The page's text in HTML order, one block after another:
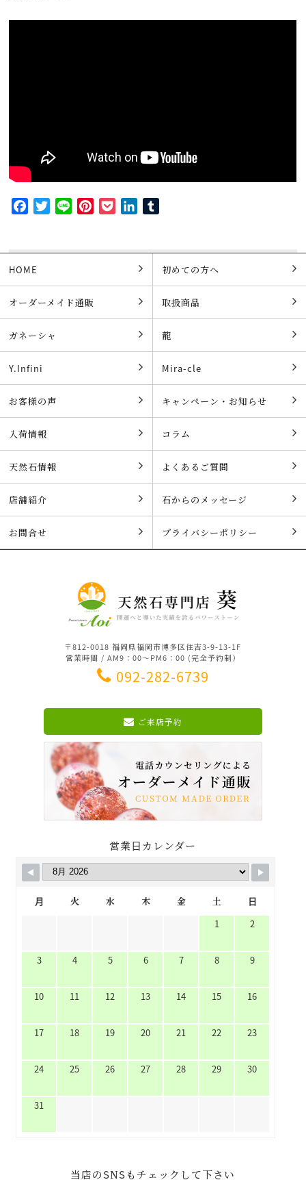
FacebookTwitterLine PinterestPocketLinkedIn
HOME 初めての方へ
オーダーメイド通販 取扱商品
ガネーシャ 龍
Y.Infini Mira-cle
お客様の声 キャンペーン・お知らせ
入荷情報 コラム
天然石情報 よくあるご質問
店舗紹介 石からのメッセージ
お問合せ プライバシーポリシー
〒812-0018 福岡県福岡市博多区住吉3-9-13-1F
営業時間 / AM9：00～PM6：00 (完全予約制）
092-282-6739
ご来店予約
営業日カレンダー
月 火 水 木 金 土
日
1
2
3 4 5 6 7 8 9
10 11 12 13 14 15 16
17 18 19 20 21 22 23
24 25 26 27 28 29 30
31
当店のSNSもチェックして下さい